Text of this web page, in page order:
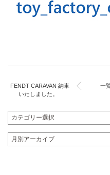
FENDT CARAVAN 納車
いたしました。
一